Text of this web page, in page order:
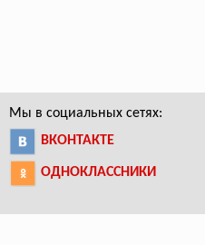
Мы в социальных сетях:
ВКОНТАКТЕ
ОДНОКЛАССНИКИ